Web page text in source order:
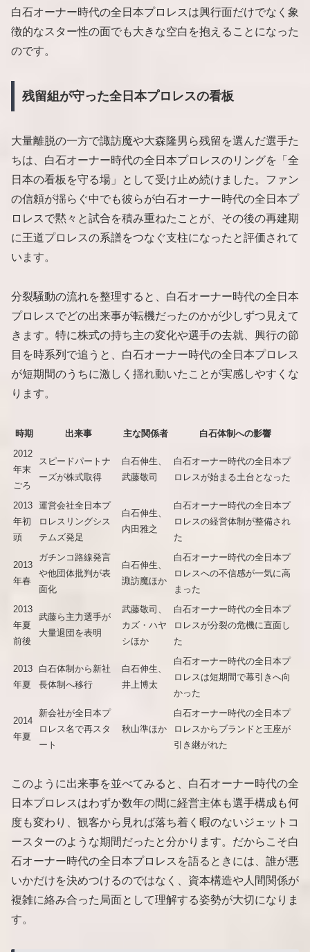
白石オーナー時代の全日本プロレスは興行面だけでなく象
徴的なスター性の面でも大きな空白を抱えることになった
のです。
残留組が守った全日本プロレスの看板
大量離脱の一方で諏訪魔や大森隆男ら残留を選んだ選手た
ちは、白石オーナー時代の全日本プロレスのリングを「全
日本の看板を守る場」として受け止め続けました。ファン
の信頼が揺らぐ中でも彼らが白石オーナー時代の全日本プ
ロレスで黙々と試合を積み重ねたことが、その後の再建期
に王道プロレスの系譜をつなぐ支柱になったと評価されて
います。
分裂騒動の流れを整理すると、白石オーナー時代の全日本
プロレスでどの出来事が転機だったのかが少しずつ見えて
きます。特に株式の持ち主の変化や選手の去就、興行の節
目を時系列で追うと、白石オーナー時代の全日本プロレス
が短期間のうちに激しく揺れ動いたことが実感しやすくな
ります。
時期 出来事 主な関係者
白石体制への影響
2012
年末
ごろ
スピードパートナ
ーズが株式取得
白石伸生、
武藤敬司
白石オーナー時代の全日本プ
ロレスが始まる土台となった
2013
年初
頭
運営会社全日本プ
ロレスリングシス
テムズ発足
白石伸生、
内田雅之
白石オーナー時代の全日本プ
ロレスの経営体制が整備され
た
2013
年春
ガチンコ路線発言
や他団体批判が表
面化
白石伸生、
諏訪魔ほか
白石オーナー時代の全日本プ
ロレスへの不信感が一気に高
まった
2013
年夏
前後
武藤ら主力選手が
大量退団を表明
武藤敬司、
カズ・ハヤ
シほか
白石オーナー時代の全日本プ
ロレスが分裂の危機に直面し
た
2013
年夏
白石体制から新社
長体制へ移行
白石伸生、
井上博太
白石オーナー時代の全日本プ
ロレスは短期間で幕引きへ向
かった
2014
年夏
新会社が全日本プ
ロレス名で再スタ
ート
秋山準ほか
白石オーナー時代の全日本プ
ロレスからブランドと王座が
引き継がれた
このように出来事を並べてみると、白石オーナー時代の全
日本プロレスはわずか数年の間に経営主体も選手構成も何
度も変わり、観客から見れば落ち着く暇のないジェットコ
ースターのような期間だったと分かります。だからこそ白
石オーナー時代の全日本プロレスを語るときには、誰が悪
いかだけを決めつけるのではなく、資本構造や人間関係が
複雑に絡み合った局面として理解する姿勢が大切になりま
す。